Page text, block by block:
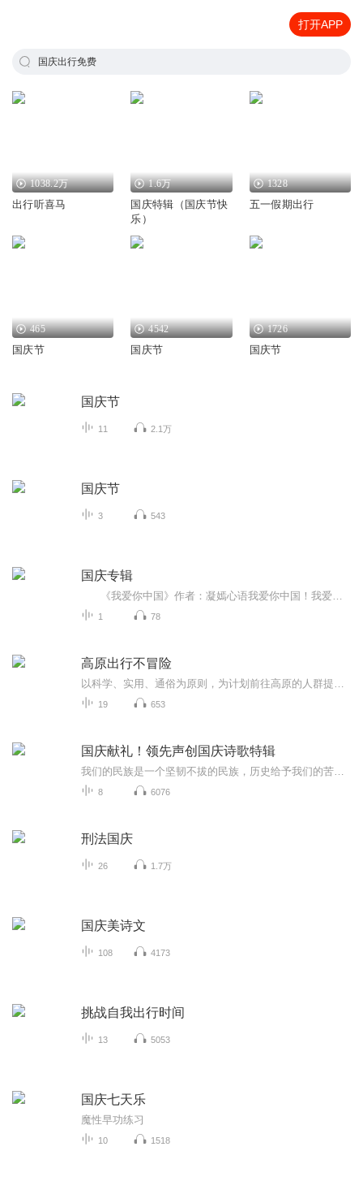
打开APP
国庆出行免费
1038.2万
出行听喜马
1.6万
国庆特辑（国庆节快
乐）
1328
五一假期出行
465
国庆节
4542
国庆节
1726
国庆节
国庆节
11 2.1万
国庆节
3 543
国庆专辑
1 78
高原出行不冒险
19 653
国庆献礼！领先声创国庆诗歌特辑
8 6076
刑法国庆
26 1.7万
国庆美诗文
108 4173
挑战自我出行时间
13 5053
国庆七天乐
魔性早功练习
10 1518